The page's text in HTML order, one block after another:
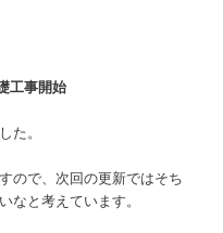
工事開始
た。
ので、次回の更新ではそち
なと考えています。